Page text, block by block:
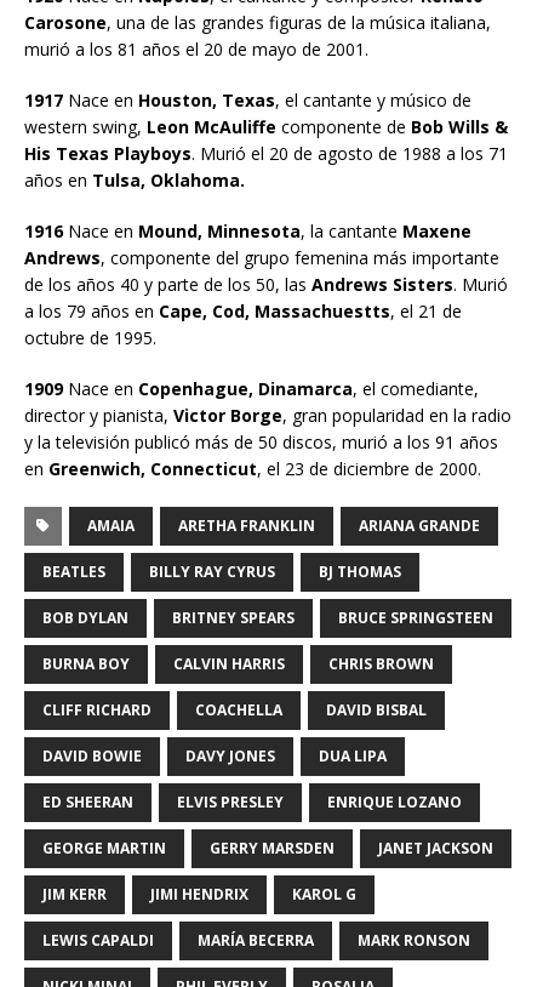
Carosone, una de las grandes figuras de la música italiana,
murió a los 81 años el 20 de mayo de 2001.
1917 Nace en Houston, Texas, el cantante y músico de
western swing, Leon McAuliffe componente de Bob Wills &
His Texas Playboys. Murió el 20 de agosto de 1988 a los 71
años en Tulsa, Oklahoma.
1916Nace en Mound, Minnesota, la cantante Maxene
Andrews, componente del grupo femenina más importante
de los años 40 y parte de los 50, las Andrews Sisters. Murió
a los 79 años en Cape, Cod, Massachuestts, el 21 de
octubre de 1995.
1909Nace en Copenhague, Dinamarca, el comediante,
director y pianista, Victor Borge, gran popularidad en la radio
y la televisión publicó más de 50 discos, murió a los 91 años
en Greenwich, Connecticut, el 23 de diciembre de 2000.
AMAIA ARETHA FRANKLIN ARIANA GRANDE
BEATLES BILLY RAY CYRUS BJ THOMAS
BOB DYLAN BRITNEY SPEARS BRUCE SPRINGSTEEN
BURNA BOY CALVIN HARRIS CHRIS BROWN
CLIFF RICHARD COACHELLA DAVID BISBAL
DAVID BOWIE DAVY JONES DUA LIPA
ED SHEERAN ELVIS PRESLEY ENRIQUE LOZANO
GEORGE MARTIN GERRY MARSDEN JANET JACKSON
JIM KERR JIMI HENDRIX KAROL G
LEWIS CAPALDI MARÍA BECERRA MARK RONSON